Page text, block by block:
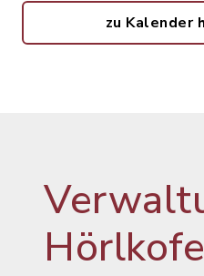
zu Kalender